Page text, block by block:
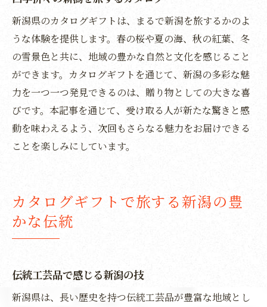
新潟県のカタログギフトは、まるで新潟を旅するかのよ
うな体験を提供します。春の桜や夏の海、秋の紅葉、冬
の雪景色と共に、地域の豊かな自然と文化を感じること
ができます。カタログギフトを通じて、新潟の多彩な魅
力を一つ一つ発見できるのは、贈り物としての大きな喜
びです。本記事を通じて、受け取る人が新たな驚きと感
動を味わえるよう、次回もさらなる魅力をお届けできる
ことを楽しみにしています。
カタログギフトで旅する新潟の豊
かな伝統
伝統工芸品で感じる新潟の技
新潟県は、長い歴史を持つ伝統工芸品が豊富な地域とし